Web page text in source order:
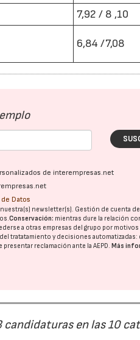
7,92 / 8 ,10
6,84 /7,08
de interempresas.net
Datos
newsletter(s). Gestión de cuenta
Conservación: mientras dure la relación
a otras empresas del grupo por
tratatamiento y decisiones automatizadas:
presentar reclamación ante laAEPD.Más
en las 10